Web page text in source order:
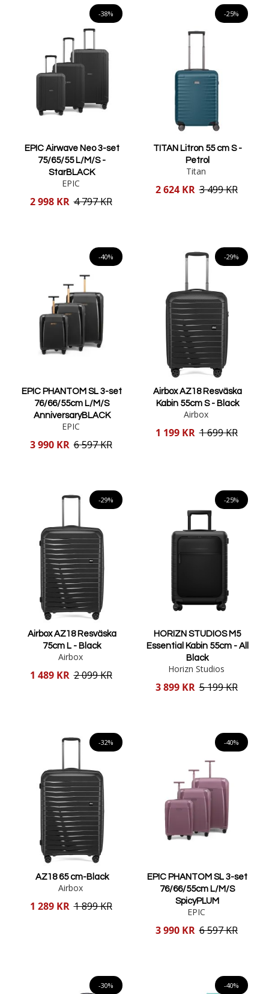
-38%
EPIC Airwave Neo 3-set
75/65/55 L/M/S -
StarBLACK
EPIC
Reducerat
2 998 KR 4 797 KR
-25%
TITAN Litron 55 cm S -
Petrol
Titan
Reducerat
2 624 KR 3 499 KR
-40%
EPIC PHANTOM SL 3-set
76/66/55cm L/M/S
AnniversaryBLACK
EPIC
Reducerat
3 990 KR 6 597 KR
-29%
Airbox AZ18 Resväska
Kabin 55cm S - Black
Airbox
Reducerat
1 199 KR 1 699 KR
-29%
Airbox AZ18 Resväska
75cm L - Black
Airbox
Reducerat
1 489 KR 2 099 KR
-25%
HORIZN STUDIOS M5
Essential Kabin 55cm - All
Black
Horizn Studios
Reducerat
3 899 KR 5 199 KR
-32%
AZ18 65 cm-Black
Airbox
Reducerat
1 289 KR 1 899 KR
-40%
EPIC PHANTOM SL 3-set
76/66/55cm L/M/S
SpicyPLUM
EPIC
Reducerat
3 990 KR 6 597 KR
-30% -40%